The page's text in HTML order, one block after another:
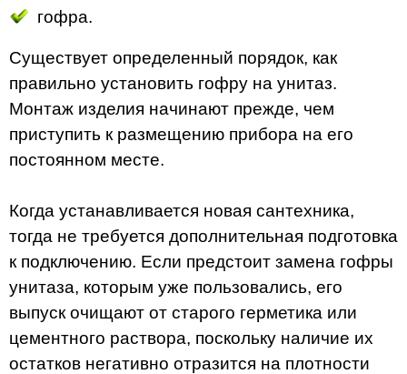
гофра.
Существует определенный порядок, как
правильно установить гофру на унитаз.
Монтаж изделия начинают прежде, чем
приступить к размещению прибора на его
постоянном месте.
Когда устанавливается новая сантехника,
тогда не требуется дополнительная подготовка
к подключению. Если предстоит замена гофры
унитаза, которым уже пользовались, его
выпуск очищают от старого герметика или
цементного раствора, поскольку наличие их
остатков негативно отразится на плотности